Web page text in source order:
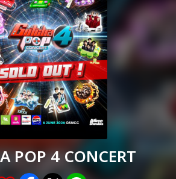
POP 4 CONCERT